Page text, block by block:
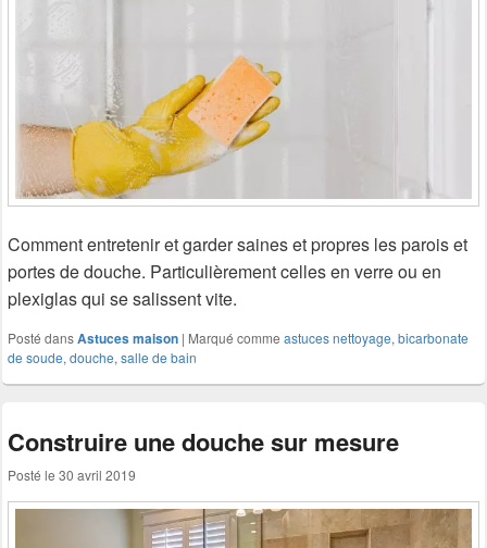
Comment entretenir et garder saines et propres les parois et
portes de douche. Particulièrement celles en verre ou en
plexiglas qui se salissent vite.
Posté dansAstuces maison | Marqué comme astuces nettoyage, bicarbonate
de soude, douche, salle de bain
Construire une douche sur mesure
Posté le 30 avril 2019